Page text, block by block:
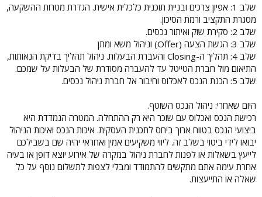
שלב 1: אפיון צרכים ובניית תוכנית כלכלית אישית. הגדרת מטרות ההשקעה,
מסגרת התקציב ורמת הסיכון.
שלב 2: סקירת שוק ואיתור נכסים.
שלב 3: הגשת הצעה (Offer) וניהול משא ומתן
שלב 4: תהליך ה-Closing והעברת הבעלות. ניהול תהליך בדיקת הנאותות,
התיאום מול חברת הטייטל עד להעברה מסודרת של הבעלות על שמכם.
שלב 5: הכנת הנכס לאכלוס וחיבור אל חברת ניהול נכסים.
היום שאחרי: ניהול הנכס השוטף.
רכישת הנכס ואכלוס עם שוכר היא רק ההתחלה. המטרה הנמדדת היא
ביצועי הנכס בטווח ארוך ביחס לתכנית העסקית. איכות הנכס ואיכות הניהול
יבואו לידי ביטוי בשלב זה. ליווי משקיעים אמין ואחראי יהיה שם בשבילכם
לייעץ בשאלות או לפנות לחברת ניהול במקרה של אירוע יוצא דופן או בעיה
אחרת עימה אתם מתקשים להתמודד ומבלי לצפות לתשלום נוסף על כל
שאלה או התייעצות.